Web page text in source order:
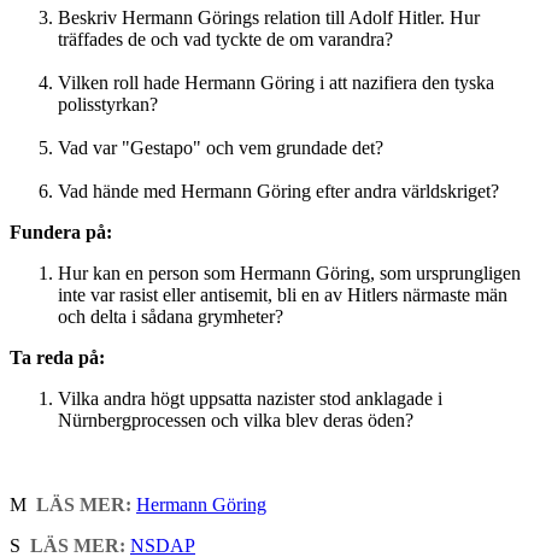
Beskriv Hermann Görings relation till Adolf Hitler. Hur
träffades de och vad tyckte de om varandra?
Vilken roll hade Hermann Göring i att nazifiera den tyska
polisstyrkan?
Vad var "Gestapo" och vem grundade det?
Vad hände med Hermann Göring efter andra världskriget?
Fundera på:
Hur kan en person som Hermann Göring, som ursprungligen
inte var rasist eller antisemit, bli en av Hitlers närmaste män
och delta i sådana grymheter?
Ta reda på:
Vilka andra högt uppsatta nazister stod anklagade i
Nürnbergprocessen och vilka blev deras öden?
M LÄS MER: Hermann Göring
S LÄS MER: NSDAP